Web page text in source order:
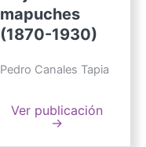
mapuches
(1870-1930)
Pedro Canales Tapia
Ver publicación
→